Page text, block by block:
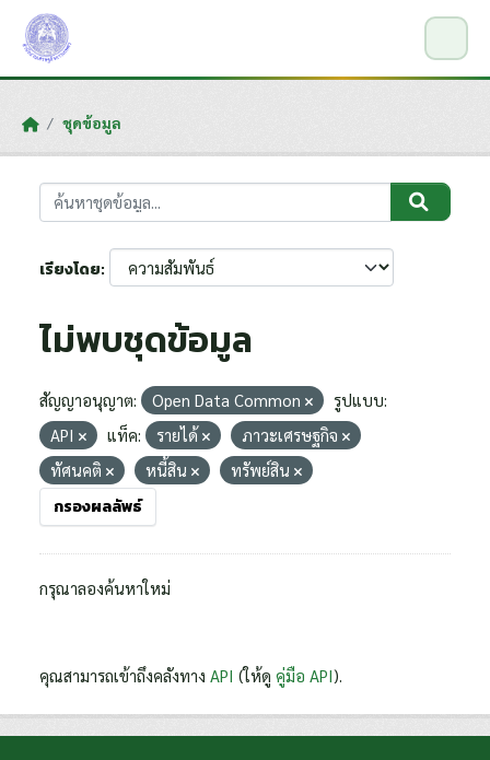
Skip to main content
ชุดข้อมูล
เรียงโดย
ไม่พบชุดข้อมูล
สัญญาอนุญาต: Open Data Common
รูปแบบ:
API
แท็ค: รายได้
ภาวะเศรษฐกิจ
ทัศนคติ
หนี้สิน ทรัพย์สิน
กรองผลลัพธ์
กรุณาลองค้นหาใหม่
คุณสามารถเข้าถึงคลังทาง API (ให้ดู คู่มือ API).